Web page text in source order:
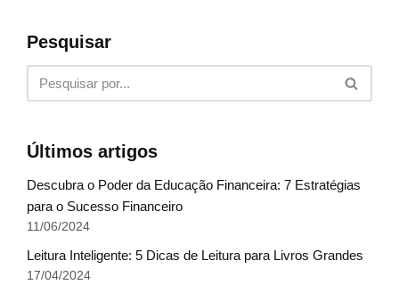
Pesquisar
Últimos artigos
Descubra o Poder da Educação Financeira: 7 Estratégias
para o Sucesso Financeiro
11/06/2024
Leitura Inteligente: 5 Dicas de Leitura para Livros Grandes
17/04/2024